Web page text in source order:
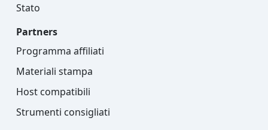
Stato
Partners
Programma affiliati
Materiali stampa
Host compatibili
Strumenti consigliati